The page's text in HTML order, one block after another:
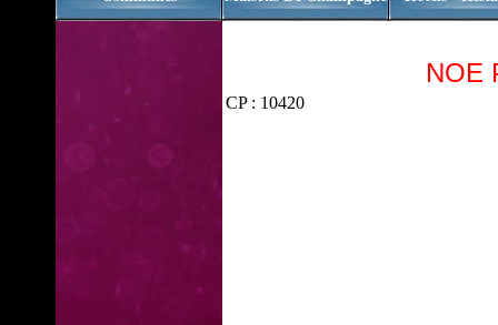
NOE
CP : 10420